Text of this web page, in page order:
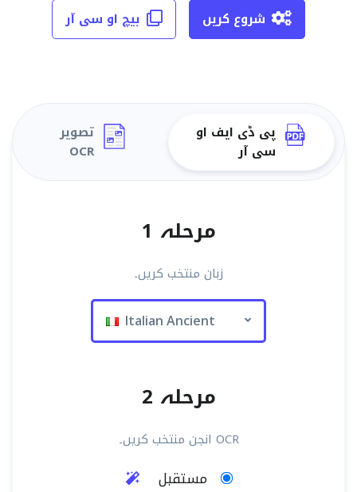
بیچ او سی آر شروع کریں
تصویر
OCR
پی ڈی ایف او
سی آر
مرحلہ 1
زبان منتخب کریں۔
Italian Ancient
مرحلہ 2
OCR انجن منتخب کریں۔
مستقبل